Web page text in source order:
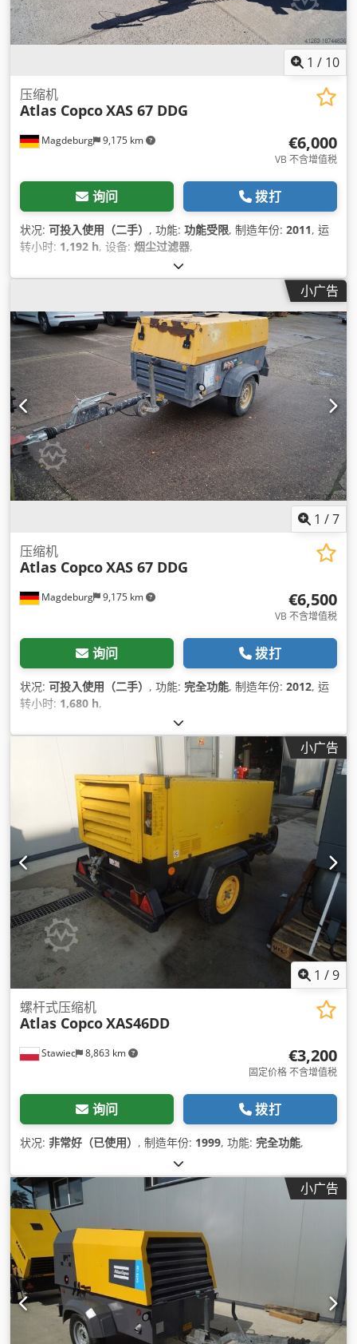
1 / 10
Magdeburg 9,175 km
压缩机
Atlas CopcoXAS 67 DDG
€6,000
VB 不含增值税
询问 拨打
状况: 可投入使用（二手） , 功能: 功能受限, 制造年份: 2011, 运
转小时: 1,192 h, 设备: 烟尘过滤器,
小广告
1 /7
Magdeburg 9,175 km
压缩机
Atlas CopcoXAS 67 DDG
€6,500
VB 不含增值税
询问 拨打
状况: 可投入使用（二手） , 功能: 完全功能, 制造年份: 2012, 运
转小时: 1,680 h,
小广告
1 /9
Stawiec 8,863 km
螺杆式压缩机
Atlas CopcoXAS46DD
€3,200
固定价格 不含增值税
询问 拨打
状况: 非常好（已使用） , 制造年份: 1999, 功能: 完全功能,
小广告